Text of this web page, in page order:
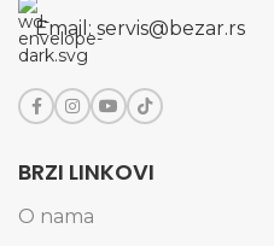
Email: servis@bezar.rs
BRZI LINKOVI
O nama